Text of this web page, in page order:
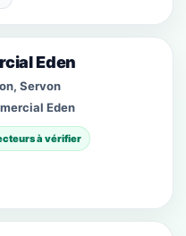
Eden
Servon
Eden
à vérifier